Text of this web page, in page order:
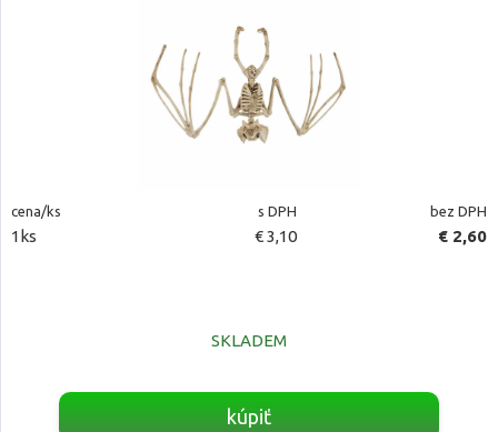
cena/ks s DPH bez DPH
1ks € 3,10 € 2,60
SKLADEM
kúpiť